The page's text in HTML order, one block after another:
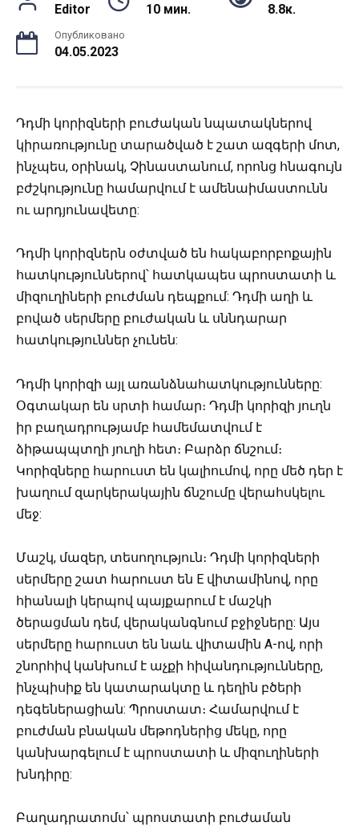
Editor 10 мин. 8.8к.
Опубликовано
04.05.2023
Դդմի կորիզների բուժական նպատակներով
կիրառությունը տարածված է շատ ազգերի մոտ,
ինչպես, օրինակ, Չինաստանում, որոնց հնագույն
բժշկությունը համարվում է ամենաիմաստունն
ու արդյունավետը:
Դդմի կորիզներն օժտված են հակաբորբոքային
հատկություններով՝ հատկապես պրոստատի և
միզուղիների բուժման դեպքում: Դդմի աղի և
բոված սերմերը բուժական և սննդարար
հատկություններ չունեն:
Դդմի կորիզի այլ առանձնահատկությունները:
Օգտակար են սրտի համար։ Դդմի կորիզի յուղն
իր բաղադրությամբ համեմատվում է
ձիթապպտղի յուղի հետ։ Բարձր ճնշում։
Կորիզները հարուստ են կալիումով, որը մեծ դեր է
խաղում զարկերակային ճնշումը վերահսկելու
մեջ:
Մաշկ, մազեր, տեսողություն։ Դդմի կորիզների
սերմերը շատ հարուստ են Е վիտամինով, որը
հիանալի կերպով պայքարում է մաշկի
ծերացման դեմ, վերականգնում բջիջները: Այս
սերմերը հարուստ են նաև վիտամին А-ով, որի
շնորհիվ կանխում է աչքի հիվանդությունները,
ինչպիսիք են կատարակտը և դեղին բծերի
դեգեներացիան: Պրոստատ։ Համարվում է
բուժման բնական մեթոդներից մեկը, որը
կանխարգելում է պրոստատի և միզուղիների
խնդիրը:
Բաղադրատոմս՝ պրոստատի բուժաման